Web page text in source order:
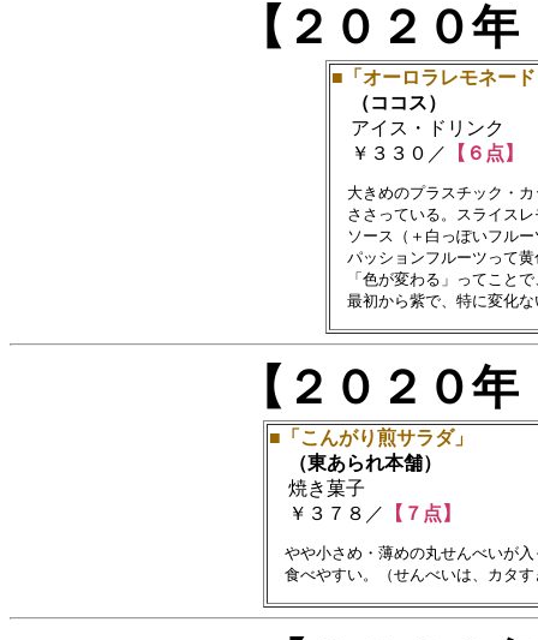
【２０２０
■「オーロラレモネー
（ココス）
アイス・ドリンク
￥３３０／ 【６点】
大きめのプラスチック・
ささっている。スライスレ
ソース（＋白っぽいフルー
パッションフルーツって黄
「色が変わる」ってことで
【２０２０
■「こんがり煎サラダ」
（東あられ本舗）
焼き菓子
￥３７８／ 【７点】
やや小さめ・薄めの丸せんべいが